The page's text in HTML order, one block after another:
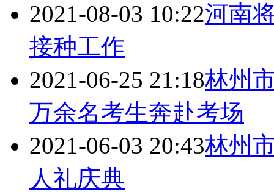
2021-08-03 10:22河南
接种工作
2021-06-25 21:18林州
万余名考生奔赴考场
2021-06-03 20:43林州
人礼庆典